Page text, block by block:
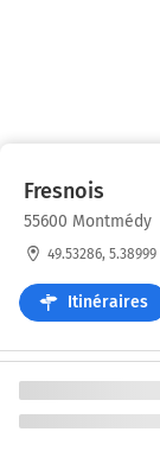
Fresnois
55600 Montmédy
49.53286, 5.38999
Itinéraires